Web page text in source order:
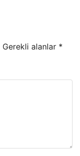
Gerekli alanlar *